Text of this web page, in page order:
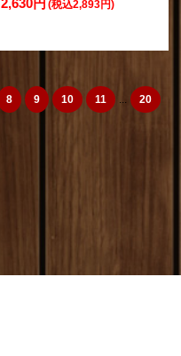
2,630円 (税込2,893円)
8 9 10 11 ... 20